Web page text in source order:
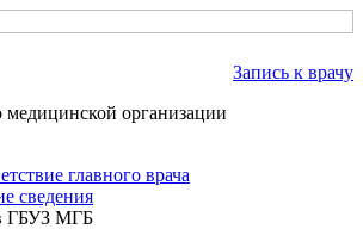
Запись к врачу
медицинской организации
главного врача
сведения
ГБУЗ МГБ